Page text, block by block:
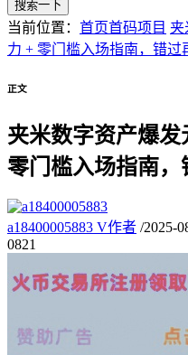
搜索一下
当前位置： 首页首码项目 夹
力 + 零门槛入场指南，错过
正文
夹米数字资产爆
零门槛入场指南，
a18400005883 V作者 /2025-
0821